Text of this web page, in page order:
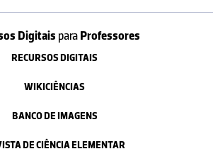
Digitais paraProfessores
RECURSOS DIGITAIS
WIKICIÊNCIAS
BANCO DE IMAGENS
DE CIÊNCIA ELEMENTAR